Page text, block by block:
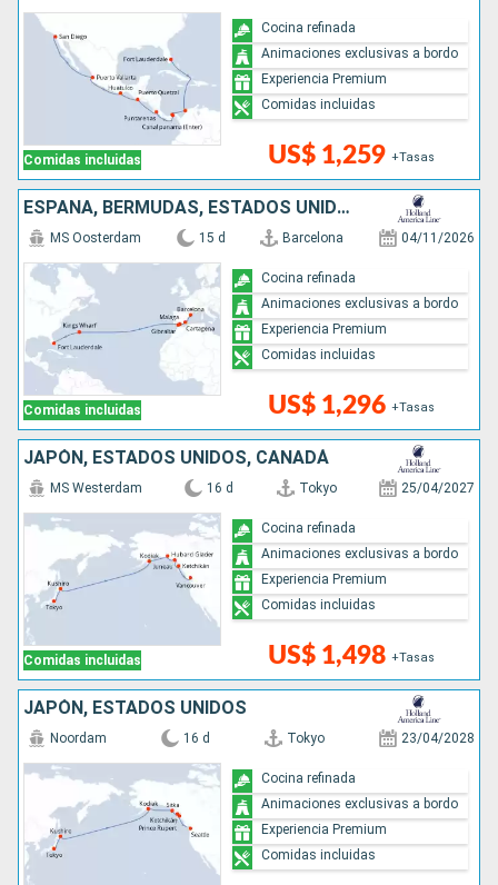
Comidas incluidas US$ 1,259 +Tasas
Cocina refinada
Animaciones exclusivas a bordo
Experiencia Premium
Comidas incluidas
ESPAÑA, BERMUDAS, ESTADOS UNIDOS
Comidas incluidas
MS Oosterdam 15 d Barcelona 04/11/2026
US$ 1,296 +Tasas
Cocina refinada
Animaciones exclusivas a bordo
Experiencia Premium
Comidas incluidas
JAPÓN, ESTADOS UNIDOS, CANADÁ
Comidas incluidas
MS Westerdam 16 d Tokyo 25/04/2027
US$ 1,498 +Tasas
Cocina refinada
Animaciones exclusivas a bordo
Experiencia Premium
Comidas incluidas
JAPÓN, ESTADOS UNIDOS
Noordam 16 d Tokyo 23/04/2028
Cocina refinada
Animaciones exclusivas a bordo
Experiencia Premium
Comidas incluidas